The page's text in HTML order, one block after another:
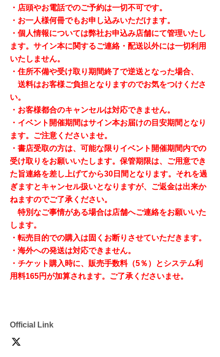
・店頭やお電話でのご予約は一切不可です。
・お一人様何冊でもお申し込みいただけます。
・個人情報については弊社お申込み店舗にて管理いたし
ます。 サイン本に関するご連絡・配送以外には一切利用
いたしません。
・住所不備や受け取り期間終了で逆送となった場合、
送料はお客様ご負担となりますのでお気をつけくださ
い。
・お客様都合のキャンセルは対応できません。
・イベント開催期間はサイン本お届けの目安期間となり
ます。ご注意くださいませ。
・書店受取の方は、可能な限りイベント開催期間内での
受け取りをお願いいたします。 保管期限は、ご用意でき
た旨連絡を差し上げてから30日間となります。それを過
ぎますとキャンセル扱いとなりますが、ご返金は出来か
ねますのでご了承ください。
特別なご事情がある場合は店舗へご連絡をお願いいた
します。
・転売目的での購入は固くお断りさせていただきます。
・海外への発送は対応できません。
・チケット購入時に、販売手数料（5％）とシステム利
用料165円が加算されます。ご了承くださいませ。
Official Link